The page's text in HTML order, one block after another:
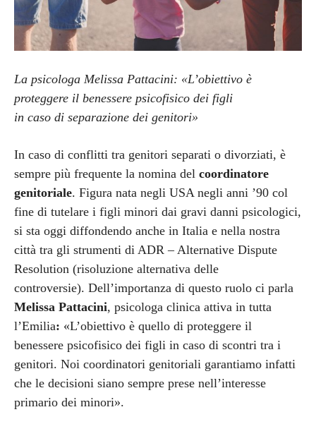
La psicologa Melissa Pattacini: «L’obiettivo è
proteggere il benessere psicofisico dei figli
in caso di separazione dei genitori»
In caso di conflitti tra genitori separati o divorziati, è
sempre più frequente la nomina del coordinatore
genitoriale. Figura nata negli USA negli anni ’90 col
fine di tutelare i figli minori dai gravi danni psicologici,
si sta oggi diffondendo anche in Italia e nella nostra
città tra gli strumenti di ADR – Alternative Dispute
Resolution (risoluzione alternativa delle
controversie). Dell’importanza di questo ruolo ci parla
Melissa Pattacini, psicologa clinica attiva in tutta
l’Emilia: «L’obiettivo è quello di proteggere il
benessere psicofisico dei figli in caso di scontri tra i
genitori. Noi coordinatori genitoriali garantiamo infatti
che le decisioni siano sempre prese nell’interesse
primario dei minori».